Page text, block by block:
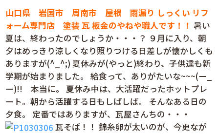
山口県岩国市 周南市 屋根 雨漏り しっくい リフ
ォーム専門店 塗装 瓦板金のやねや職人です！！ 暑い
夏は、終わったのでしょうか・・・？ ９月に入り、朝
夕はめっきり涼しくなり照りつける日差しが懐かしくも
ありますが(^_^;) 夏休みが(やっと)終わり、子供達も新
学期が始まりました。 給食って、ありがたいな~~~(ー_
ー)!! 本当に。 夏休み中は、大活躍だったホットプレ
ート。朝から活躍する日もしばしば。 そんなある日の
夕食。 定番ではありますが、瓦屋さんちの・・・
瓦そば！！ 錦糸卵が太いのが、今更なが